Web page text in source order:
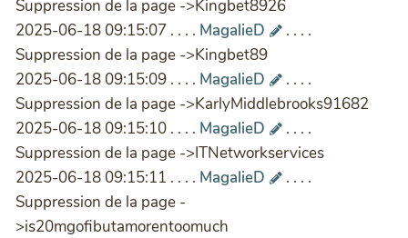
Suppression de la page ->Kingbet8926
2025-06-18 09:15:07 . . . . MagalieD
. . . .
Suppression de la page ->Kingbet89
2025-06-18 09:15:09 . . . . MagalieD
. . . .
Suppression de la page ->KarlyMiddlebrooks91682
2025-06-18 09:15:10 . . . . MagalieD
. . . .
Suppression de la page ->ITNetworkservices
2025-06-18 09:15:11 . . . . MagalieD
. . . .
Suppression de la page -
>is20mgofibutamorentoomuch